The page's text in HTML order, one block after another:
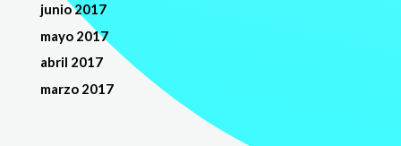
junio 2017
mayo 2017
abril 2017
marzo 2017